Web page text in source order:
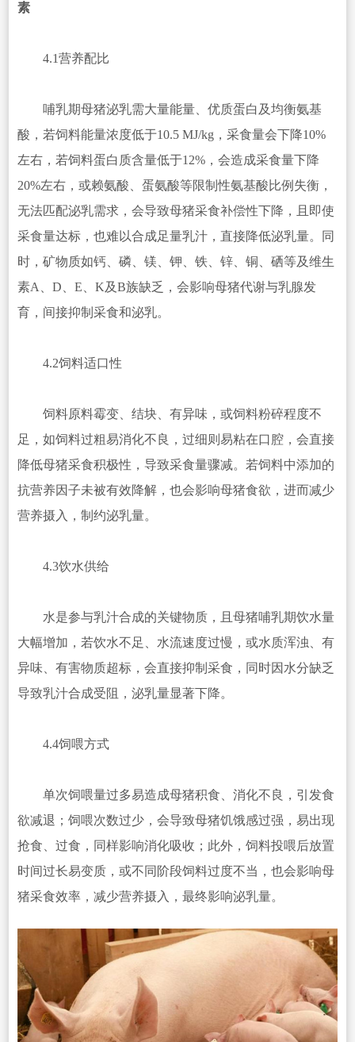
素
4.1营养配比
哺乳期母猪泌乳需大量能量、优质蛋白及均衡氨基
酸，若饲料能量浓度低于10.5 MJ/kg，采食量会下降10%
左右，若饲料蛋白质含量低于12%，会造成采食量下降
20%左右，或赖氨酸、蛋氨酸等限制性氨基酸比例失衡，
无法匹配泌乳需求，会导致母猪采食补偿性下降，且即使
采食量达标，也难以合成足量乳汁，直接降低泌乳量。同
时，矿物质如钙、磷、镁、钾、铁、锌、铜、硒等及维生
素A、D、E、K及B族缺乏，会影响母猪代谢与乳腺发
育，间接抑制采食和泌乳。
4.2饲料适口性
饲料原料霉变、结块、有异味，或饲料粉碎程度不
足，如饲料过粗易消化不良，过细则易粘在口腔，会直接
降低母猪采食积极性，导致采食量骤减。若饲料中添加的
抗营养因子未被有效降解，也会影响母猪食欲，进而减少
营养摄入，制约泌乳量。
4.3饮水供给
水是参与乳汁合成的关键物质，且母猪哺乳期饮水量
大幅增加，若饮水不足、水流速度过慢，或水质浑浊、有
异味、有害物质超标，会直接抑制采食，同时因水分缺乏
导致乳汁合成受阻，泌乳量显著下降。
4.4饲喂方式
单次饲喂量过多易造成母猪积食、消化不良，引发食
欲减退；饲喂次数过少，会导致母猪饥饿感过强，易出现
抢食、过食，同样影响消化吸收；此外，饲料投喂后放置
时间过长易变质，或不同阶段饲料过度不当，也会影响母
猪采食效率，减少营养摄入，最终影响泌乳量。